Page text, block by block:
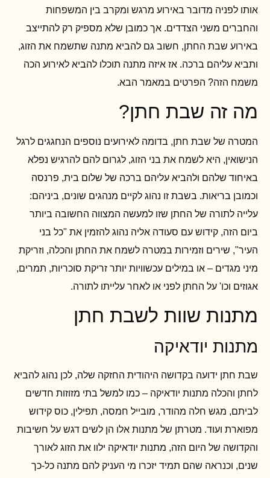
אותו לפניה מדובר באירוע מרגש ומקרב בין המשפחות
והחברים משני הצדדים. אך כמובן שלא מספיק רק להתייצב
באירוע שבת החתן, חשוב גם להביא מתנה שתשמח את הזוג,
ותביא עליהם ברכה. אז איזה מתנה תוכלו להביא לאירוע הכה
משמח הזה? הפרטים במאמר הבא.
מה זה שבת חתן?
המטרה של שבת חתן, בדומה לאירועים נוספים הנחגגים לרגל
הנישואין, היא לשמח את בני הזוג, לגרום להם להרגיש נפלא
באיחוד שלהם ולהביא עליהם ברכה של שלום בית, פרנסה
וכמובן בריאות. בשבת זו נהוג לקיים מנהגים שונים, ביניהם:
עלייה לתורה של החתן שזו למעשה המצווה החשובה ביותר
ביום הזה, קידוש עם סעודה אליה נהוג להזמין את "כל בני
העיר", שירים וזמירות במטרה לשמח את החתן והכלה, וזריקת
מיני מגדים – או במילים עכשוויות יותר זריקת סוכריות, תמרים,
אגוזים וכו' על החתן לפני או לאחר עלייתו לתורה.
מתנות שוות לשבת חתן
מתנות יודאיקה
שבת חתן ידועה בקדושה היהודית החזקה שלה, לכן נהוג להביא
לחתן והכלה מתנות יודאיקה – כמו למשל בתי מזוזות חדשים
לביתם, מגש חלה מהודר, מובייל חמסה, תפילין, כוס קידוש
מפוארת ועוד. מטרתן של מתנות אלו הן לשים דגש על חשיבות
והקדושה של היום הזה, מתנות יודאיקה ילוו את הזוג לאורך
שנים, וכנראה שהם תמיד יזכרו מי העניק להם מתנה כל-כך